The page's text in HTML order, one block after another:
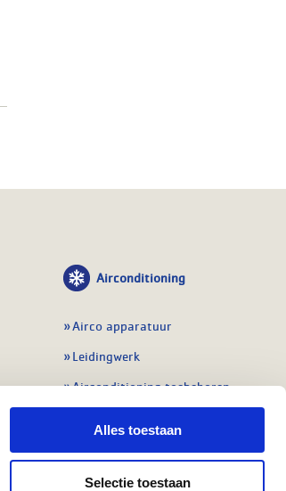
Alles toestaan
Selectie toestaan
Airconditioning
Airco apparatuur
Leidingwerk
Airconditioning toebehoren
meetapparatuur
Service en onderhoud